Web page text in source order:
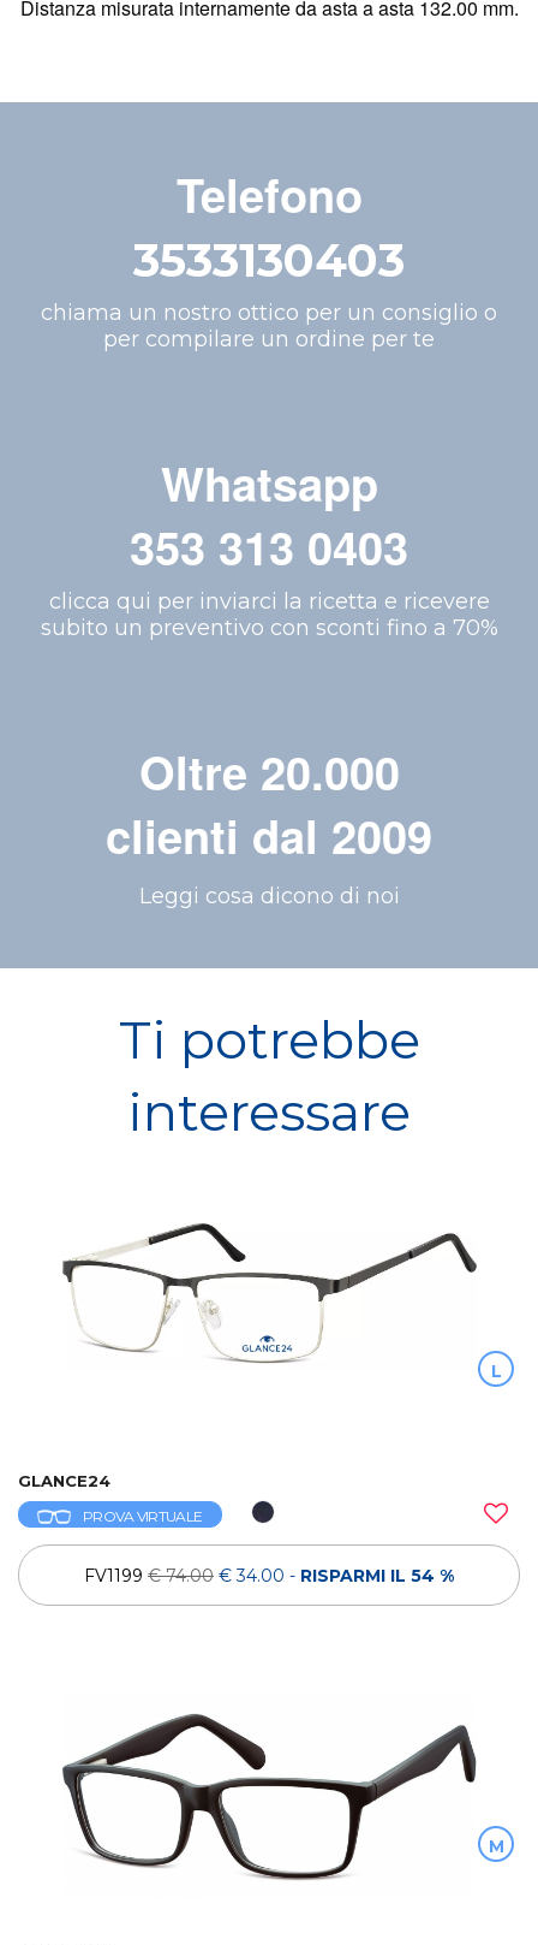
Distanza misurata internamente da asta a asta 132.00 mm.
Telefono
3533130403
chiama un nostro ottico per un consiglio o
per compilare un ordine per te
Whatsapp
353 313 0403
clicca qui per inviarci la ricetta e ricevere
subito un preventivo con sconti fino a 70%
Oltre 20.000
clienti dal 2009
Leggi cosa dicono di noi
Ti potrebbe
interessare
L
GLANCE24
PROVA VIRTUALE
FV1199 € 74.00 € 34.00 - RISPARMI IL 54 %
M